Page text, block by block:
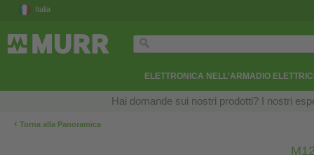
Italia
ELETTRONICA NELL'ARMADIO
Hai domande sui nostri prodotti? I nostri
‹ Torna alla Panoramica